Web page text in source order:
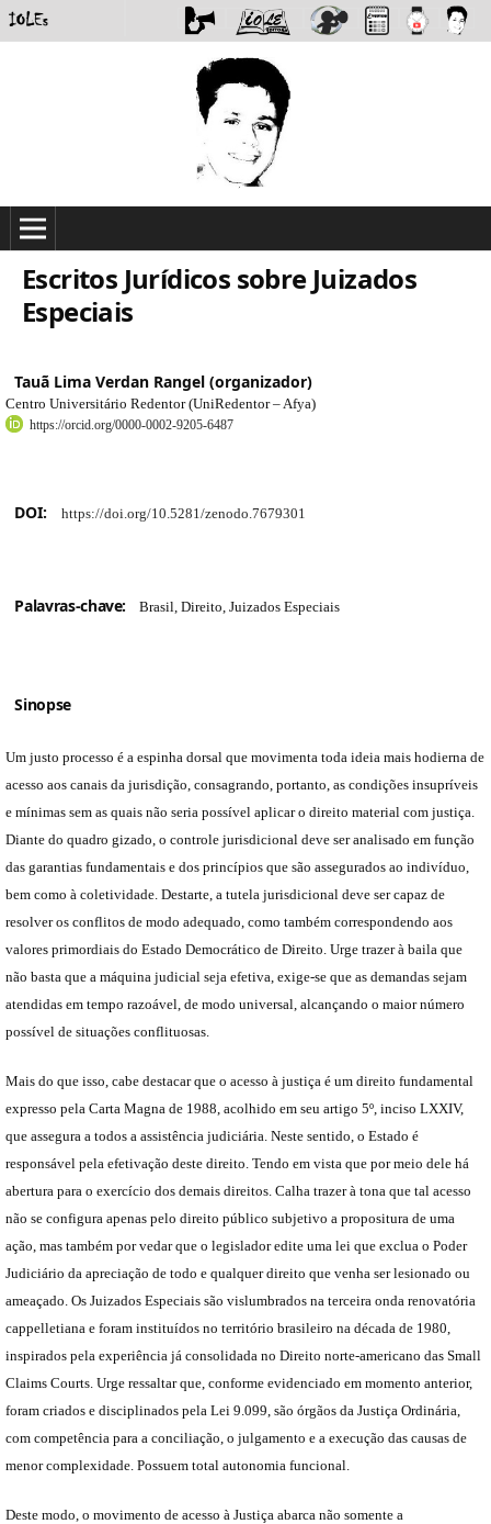
Escritos Jurídicos sobre Juizados
Especiais
Tauã Lima Verdan Rangel (organizador)
Centro Universitário Redentor (UniRedentor – Afya)
https://orcid.org/0000-0002-9205-6487
DOI: https://doi.org/10.5281/zenodo.7679301
Palavras-chave: Brasil, Direito, Juizados Especiais
Sinopse
Um justo processo é a espinha dorsal que movimenta toda ideia mais hodierna de
acesso aos canais da jurisdição, consagrando, portanto, as condições insupríveis
e mínimas sem as quais não seria possível aplicar o direito material com justiça.
Diante do quadro gizado, o controle jurisdicional deve ser analisado em função
das garantias fundamentais e dos princípios que são assegurados ao indivíduo,
bem como à coletividade. Destarte, a tutela jurisdicional deve ser capaz de
resolver os conflitos de modo adequado, como também correspondendo aos
valores primordiais do Estado Democrático de Direito. Urge trazer à baila que
não basta que a máquina judicial seja efetiva, exige-se que as demandas sejam
atendidas em tempo razoável, de modo universal, alcançando o maior número
possível de situações conflituosas.
Mais do que isso, cabe destacar que o acesso à justiça é um direito fundamental
expresso pela Carta Magna de 1988, acolhido em seu artigo 5º, inciso LXXIV,
que assegura a todos a assistência judiciária. Neste sentido, o Estado é
responsável pela efetivação deste direito. Tendo em vista que por meio dele há
abertura para o exercício dos demais direitos. Calha trazer à tona que tal acesso
não se configura apenas pelo direito público subjetivo a propositura de uma
ação, mas também por vedar que o legislador edite uma lei que exclua o Poder
Judiciário da apreciação de todo e qualquer direito que venha ser lesionado ou
ameaçado. Os Juizados Especiais são vislumbrados na terceira onda renovatória
cappelletiana e foram instituídos no território brasileiro na década de 1980,
inspirados pela experiência já consolidada no Direito norte-americano das Small
Claims Courts. Urge ressaltar que, conforme evidenciado em momento anterior,
foram criados e disciplinados pela Lei 9.099, são órgãos da Justiça Ordinária,
com competência para a conciliação, o julgamento e a execução das causas de
menor complexidade. Possuem total autonomia funcional.
Deste modo, o movimento de acesso à Justiça abarca não somente a